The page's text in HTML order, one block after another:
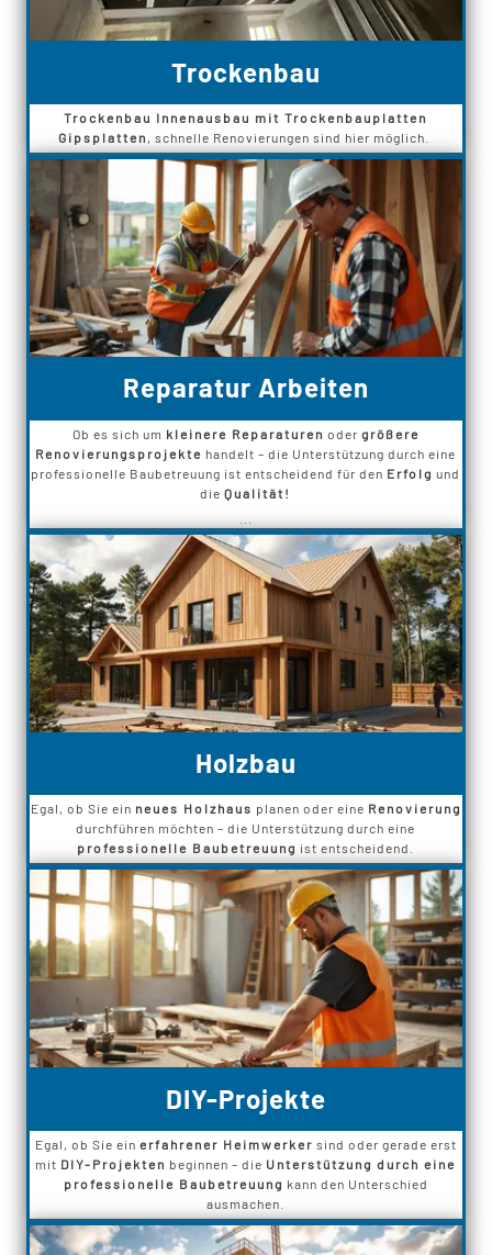
Trockenbau
Trockenbau Innenausbau mit Trockenbauplatten
Gipsplatten , schnelle Renovierungen sind hier möglich.
Reparatur Arbeiten
Ob es sich um kleinere Reparaturen oder größere
Renovierungsprojekte handelt – die Unterstützung durch eine
professionelle Baubetreuung ist entscheidend für den Erfolg und
dieQualität!
Holzbau
Egal, ob Sie ein neues Holzhaus planen oder eine Renovierung
durchführen möchten – die Unterstützung durch eine
professionelle Baubetreuung ist entscheidend.
DIY-Projekte
Egal, ob Sie ein erfahrener Heimwerker sind oder gerade erst
mit DIY-Projekten beginnen – die Unterstützung durch eine
professionelle Baubetreuung kann den Unterschied
ausmachen.